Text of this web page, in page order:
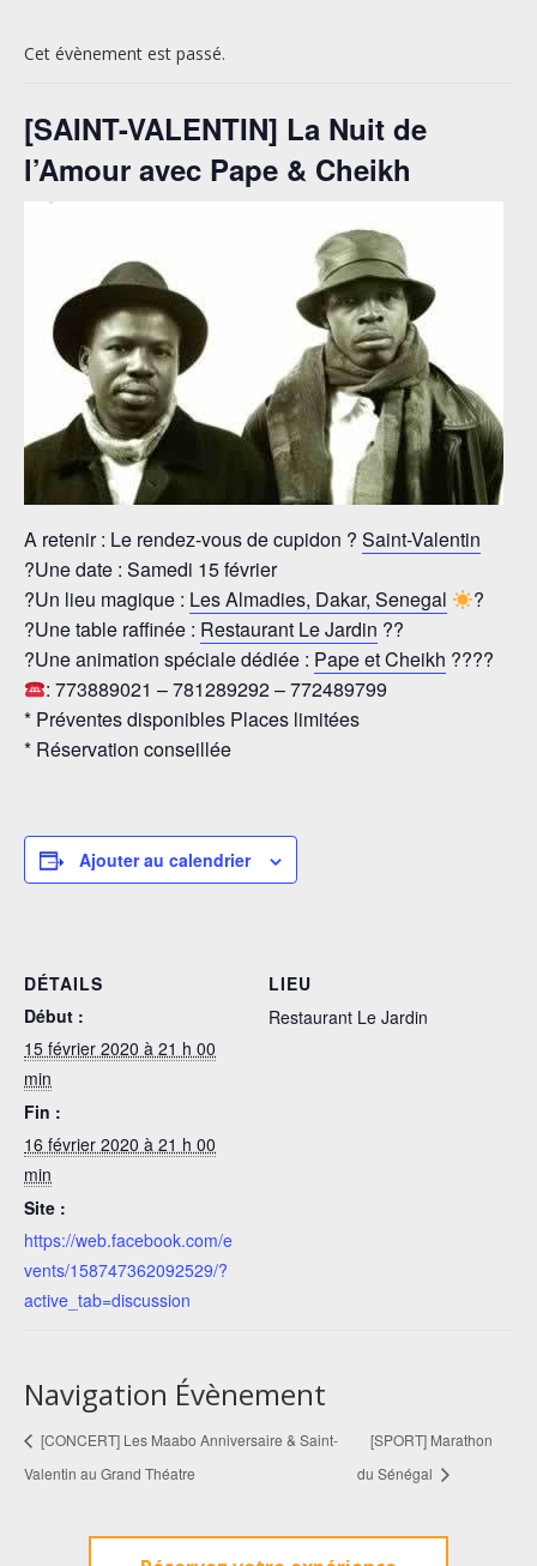
Cet évènement est passé.
[SAINT-VALENTIN] La Nuit de
l’Amour avec Pape & Cheikh
A retenir : Le rendez-vous de cupidon ? Saint-Valentin
?Une date : Samedi 15 février
?Un lieu magique : Les Almadies, Dakar, Senegal
?
?Une table raffinée : Restaurant Le Jardin ??
?Une animation spéciale dédiée : Pape et Cheikh ????
: 773889021 – 781289292 – 772489799
* Préventes disponibles Places limitées
* Réservation conseillée
Ajouter au calendrier
DÉTAILS
Début :
15 février 2020 à 21 h 00
min
Fin :
16 février 2020 à 21 h 00
min
Site :
https://web.facebook.com/e
vents/158747362092529/?
active_tab=discussion
LIEU
Restaurant Le Jardin
Navigation Évènement
[CONCERT] Les Maabo Anniversaire & Saint-
Valentin au Grand Théatre
[SPORT] Marathon
du Sénégal